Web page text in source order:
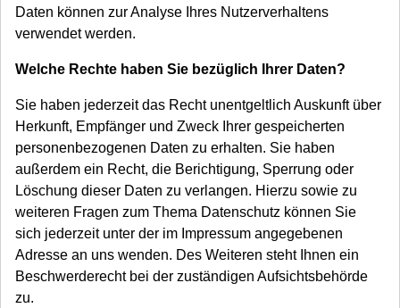
Daten können zur Analyse Ihres Nutzerverhaltens
verwendet werden.
Welche Rechte haben Sie bezüglich Ihrer Daten?
Sie haben jederzeit das Recht unentgeltlich Auskunft über
Herkunft, Empfänger und Zweck Ihrer gespeicherten
personenbezogenen Daten zu erhalten. Sie haben
außerdem ein Recht, die Berichtigung, Sperrung oder
Löschung dieser Daten zu verlangen. Hierzu sowie zu
weiteren Fragen zum Thema Datenschutz können Sie
sich jederzeit unter der im Impressum angegebenen
Adresse an uns wenden. Des Weiteren steht Ihnen ein
Beschwerderecht bei der zuständigen Aufsichtsbehörde
zu.